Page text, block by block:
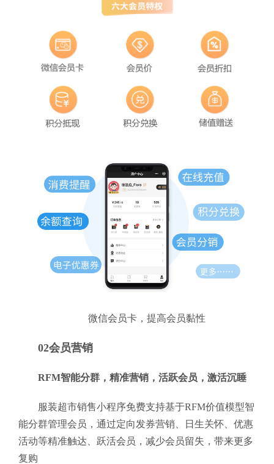
微信会员卡，提高会员黏性
02会员营销
RFM智能分群，精准营销，活跃会员，激活沉睡
服装超市销售小程序免费支持基于RFM价值模型智
能分群管理会员，通过定向发券营销、日生关怀、优惠
活动等精准触达、跃活会员，减少会员留失，带来更多
复购